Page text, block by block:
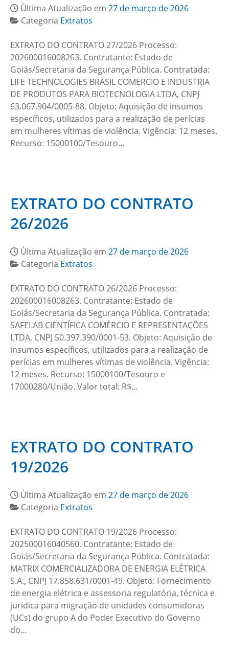
Última Atualização em 27 de março de 2026
Categoria Extratos
EXTRATO DO CONTRATO 27/2026 Processo:
202600016008263. Contratante: Estado de
Goiás/Secretaria da Segurança Pública. Contratada:
LIFE TECHNOLOGIES BRASIL COMERCIO E INDUSTRIA
DE PRODUTOS PARA BIOTECNOLOGIA LTDA, CNPJ
63.067.904/0005-88. Objeto: Aquisição de insumos
específicos, utilizados para a realização de perícias
em mulheres vítimas de violência. Vigência: 12 meses.
Recurso: 15000100/Tesouro…
EXTRATO DO CONTRATO
26/2026
Última Atualização em 27 de março de 2026
Categoria Extratos
EXTRATO DO CONTRATO 26/2026 Processo:
202600016008263. Contratante: Estado de
Goiás/Secretaria da Segurança Pública. Contratada:
SAFELAB CIENTÍFICA COMÉRCIO E REPRESENTAÇÕES
LTDA, CNPJ 50.397.390/0001-53. Objeto: Aquisição de
insumos específicos, utilizados para a realização de
perícias em mulheres vítimas de violência. Vigência:
12 meses. Recurso: 15000100/Tesouro e
17000280/União. Valor total: R$…
EXTRATO DO CONTRATO
19/2026
Última Atualização em 27 de março de 2026
Categoria Extratos
EXTRATO DO CONTRATO 19/2026 Processo:
202500016040560. Contratante: Estado de
Goiás/Secretaria da Segurança Pública. Contratada:
MATRIX COMERCIALIZADORA DE ENERGIA ELÉTRICA
S.A., CNPJ 17.858.631/0001-49. Objeto: Fornecimento
de energia elétrica e assessoria regulatória, técnica e
jurídica para migração de unidades consumidoras
(UCs) do grupo A do Poder Executivo do Governo
do…